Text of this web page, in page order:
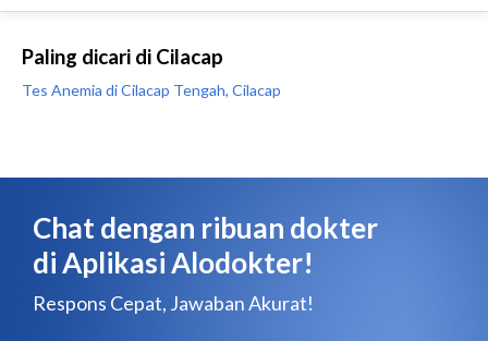
Paling dicari di Cilacap
Tes Anemia di Cilacap Tengah, Cilacap